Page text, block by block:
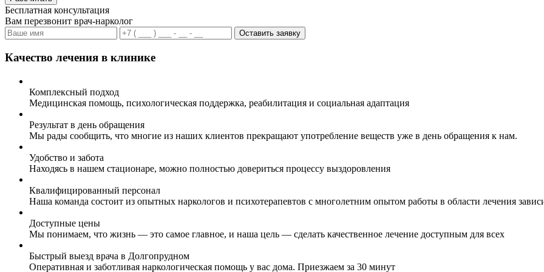
Бесплатная консультация
Вам перезвонит врач-нарколог
Оставить заявку
Качество лечения в клинике
Комплексный подход
Медицинская помощь, психологическая поддержка, реабилитация и социальная адаптация
Результат в день обращения
Мы рады сообщить, что многие из наших клиентов прекращают употребление веществ уже в день обращения к нам.
Удобство и забота
Находясь в нашем стационаре, можно полностью довериться процессу выздоровления
Квалифицированный персонал
Наша команда состоит из опытных наркологов и психотерапевтов с многолетним опытом работы в области лечения
Доступные цены
Мы понимаем, что жизнь — это самое главное, и наша цель — сделать качественное лечение доступным для всех
Быстрый выезд врача в Долгопрудном
Оперативная и заботливая наркологическая помощь у вас дома. Приезжаем за 30 минут